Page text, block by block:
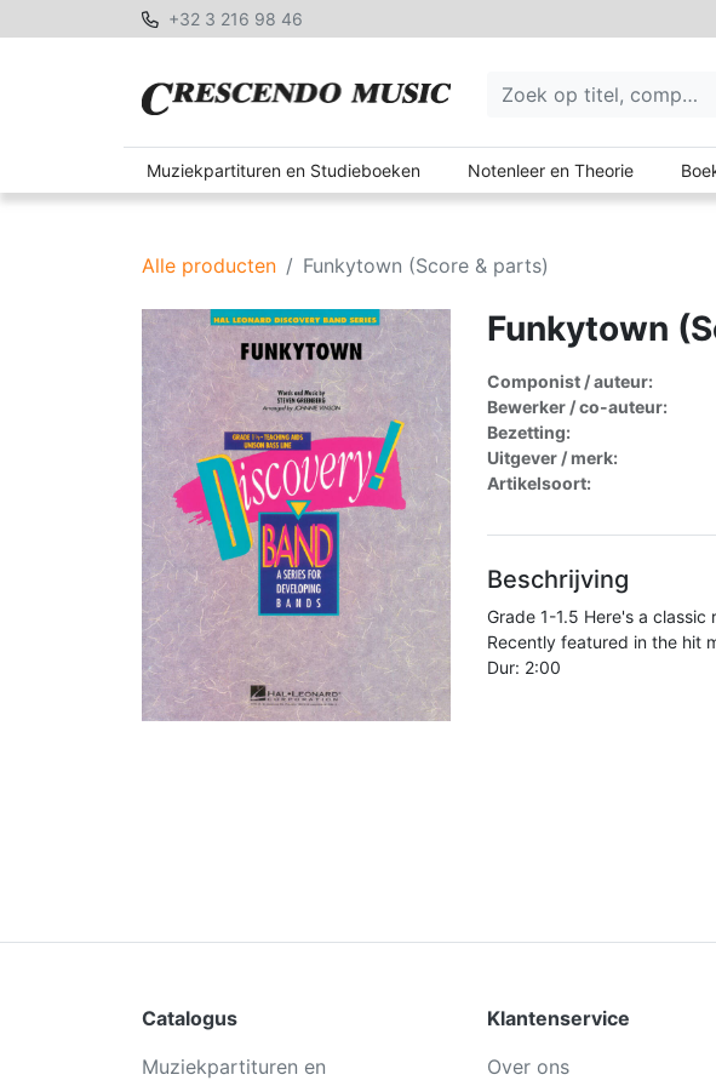
+32 3 216 98 46
Muziekpartituren en Studieboeken Notenleer en Theorie
Alle producten Funkytown (Score & parts)
Funkytown
Componist / auteur:
Bewerker / co-auteur:
Bezetting:
Uitgever / merk:
Artikelsoort:
Beschrijving
Grade 1-1.5 Here's a
Recently featured in the hit
Dur: 2:00
Catalogus
Muziekpartituren en
Klantenservice
Over ons